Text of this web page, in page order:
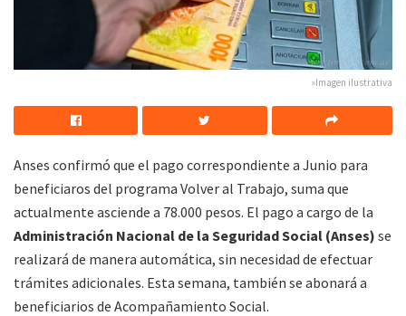
»Imagen ilustrativa
Anses confirmó que el pago correspondiente a Junio para
beneficiaros del programa Volver al Trabajo, suma que
actualmente asciende a 78.000 pesos. El pago a cargo de la
Administración Nacional de la Seguridad Social (Anses) se
realizará de manera automática, sin necesidad de efectuar
trámites adicionales. Esta semana, también se abonará a
beneficiarios de Acompañamiento Social.